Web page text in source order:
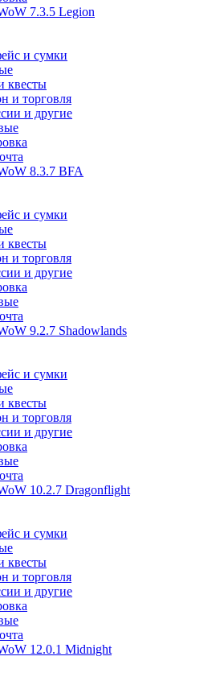
7.3.5 Legion
и сумки
квесты
и торговля
и другие
8.3.7 BFA
и сумки
квесты
и торговля
и другие
9.2.7 Shadowlands
и сумки
квесты
и торговля
и другие
10.2.7 Dragonflight
и сумки
квесты
и торговля
и другие
12.0.1 Midnight